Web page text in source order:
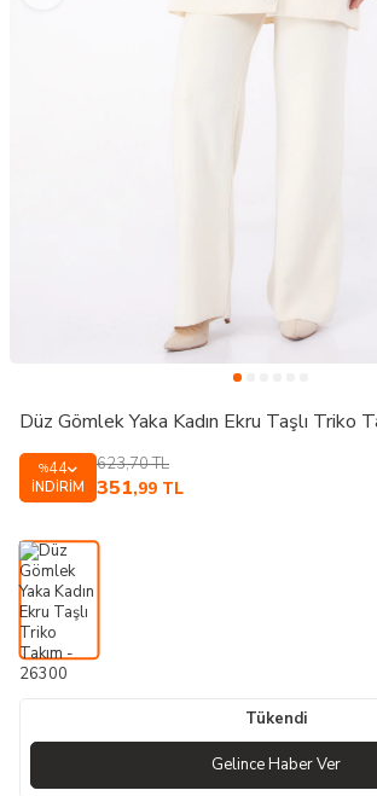
Düz Gömlek Yaka Kadın Ekru Taşlı Triko
%44
İNDIRIM
623,70TL
351,99 TL
Tükendi
Gelince Haber Ver